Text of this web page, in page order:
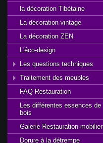
la décoration Tibétaine
La décoration vintage
La décoration ZEN
L'éco-design
Les questions techniques
Traitement des meubles
FAQ Restauration
Les différentes essences de
bois
Galerie Restauration mobilier
Dorure à la détrempe